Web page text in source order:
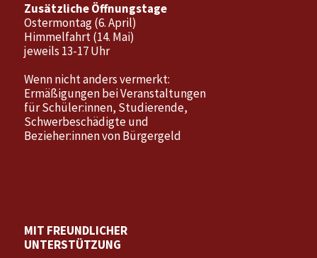
Zusätzliche Öffnungstage
Ostermontag (6. April)
Himmelfahrt (14. Mai)
jeweils 13-17 Uhr
Wenn nicht anders vermerkt:
Ermäßigungen bei Veranstaltungen
für Schüler:innen, Studierende,
Schwerbeschädigte und
Bezieher:innen von Bürgergeld
MIT FREUNDLICHER
UNTERSTÜTZUNG